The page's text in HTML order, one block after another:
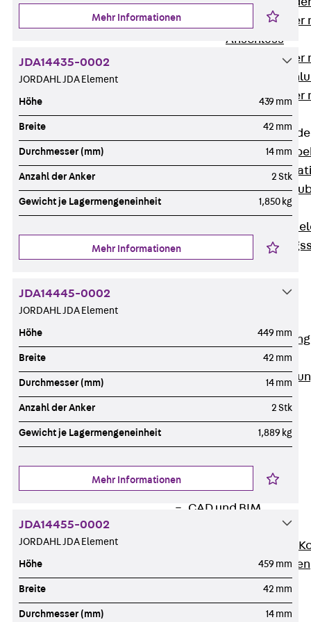
Gerätebecher
Anschluss
Gerätebecher
GST18-
Gerätebecher
Anschluss
Zubehör für
Zurück
Optionales
Ersatzteile
Industrieanlagen
Bodengeführte
Rechenzentrum
Funktionserhalt
Services
Zurück Services
CAD und BIM
Beratung, Planung,
Individuelle Lösungen
Referenzen
Mehr Informationen
JDA14435-0002
JORDAHL JDA Element
Höhe 439 mm
Breite 42 mm
Durchmesser (mm) 14 mm
Anzahl der Anker 2 Stk
Gewicht je Lagermengeneinheit 1,850 kg
Mehr Informationen
JDA14445-0002
JORDAHL JDA Element
Höhe 449 mm
Breite 42 mm
Durchmesser (mm) 14 mm
Anzahl der Anker 2 Stk
Gewicht je Lagermengeneinheit 1,889 kg
Mehr Informationen
JDA14455-0002
JORDAHL JDA Element
Höhe 459 mm
Breite 42 mm
Durchmesser (mm) 14 mm